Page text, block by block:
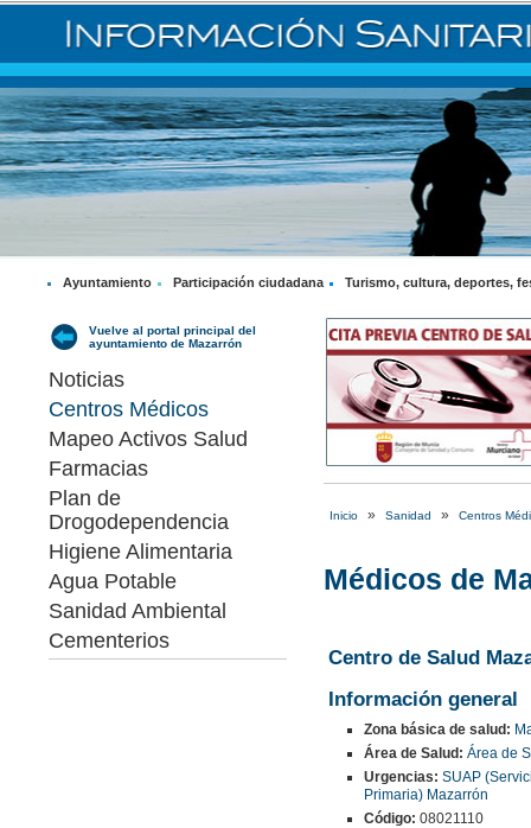
Ayuntamiento Participación ciudadana Turismo, cultura, deportes,
Vuelve al portal principal del
ayuntamiento de Mazarrón
Noticias
Centros Médicos
Mapeo Activos Salud
Farmacias
Plan de
Drogodependencia
Higiene Alimentaria
Agua Potable
Sanidad Ambiental
Cementerios
Inicio » Sanidad » Centros
Médicos de
Centro de Salud
Información general
Zona básica de salud:
Área de Salud: Área de
Urgencias: SUAP
Primaria) Mazarrón
Código: 08021110